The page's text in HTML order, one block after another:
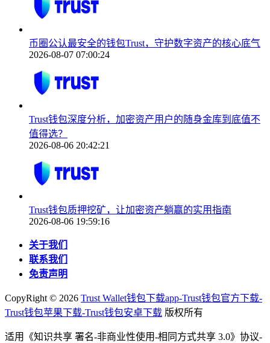
币圈公认最安全的钱包Trust，守护数字资产的核心底气
2026-08-07 07:00:24
Trust钱包深度分析，加密资产用户的随身金库到底值不
值得选？
2026-08-06 20:42:21
Trust钱包质押挖矿，让加密资产躺赢的实用指南
2026-08-06 19:59:16
关于我们
联系我们
免责声明
CopyRight © 2026 Trust Wallet钱包下载app-Trust钱包官方下载-
Trust钱包苹果下载-Trust钱包安卓下载 版权所有
适用《知识共享 署名-非商业性使用-相同方式共享 3.0》协议-